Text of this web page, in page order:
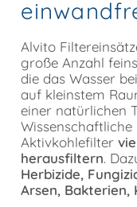
Alvito
große Anzahl
die das Wasser
auf kleinstem
einer natürlichen
Aktivkohlefilter
herausfiltern.
Herbizide,
Arsen, Bakterien,